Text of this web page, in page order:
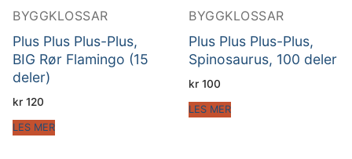
BYGGKLOSSAR
Plus Plus Plus-Plus,
BIG Rør Flamingo (15
deler)
kr 120
LES MER
BYGGKLOSSAR
Plus Plus Plus-Plus,
Spinosaurus, 100 deler
kr 100
LES MER